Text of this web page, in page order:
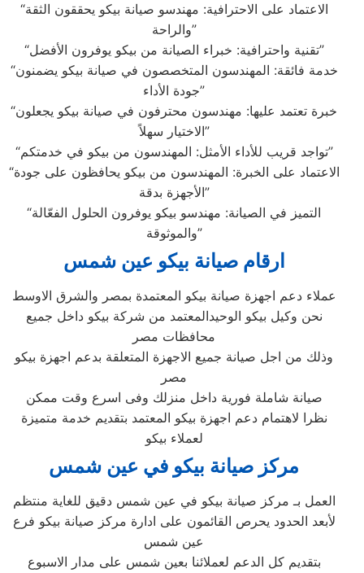
“الاعتماد على الاحترافية: مهندسو صيانة بيكو يحققون الثقة
والراحة”
“تقنية واحترافية: خبراء الصيانة من بيكو يوفرون الأفضل”
“خدمة فائقة: المهندسون المتخصصون في صيانة بيكو يضمنون
جودة الأداء”
“خبرة تعتمد عليها: مهندسون محترفون في صيانة بيكو يجعلون
الاختيار سهلاً”
“تواجد قريب للأداء الأمثل: المهندسون من بيكو في خدمتكم”
“الاعتماد على الخبرة: المهندسون من بيكو يحافظون على جودة
الأجهزة بدقة”
“التميز في الصيانة: مهندسو بيكو يوفرون الحلول الفعّالة
والموثوقة”
ارقام صيانة بيكو عين شمس
عملاء دعم اجهزة صيانة بيكو المعتمدة بمصر والشرق الاوسط
نحن وكيل بيكو الوحيدالمعتمد من شركة بيكو داخل جميع
محافظات مصر
وذلك من اجل صيانة جميع الاجهزة المتعلقة بدعم اجهزة بيكو
مصر
صيانة شاملة فورية داخل منزلك وفى اسرع وقت ممكن
نظرا لاهتمام دعم اجهزة بيكو المعتمد بتقديم خدمة متميزة
لعملاء بيكو
مركز صيانة بيكو في عين شمس
العمل بـ مركز صيانة بيكو في عين شمس دقيق للغاية منتظم
لأبعد الحدود يحرص القائمون على ادارة مركز صيانة بيكو فرع
عين شمس
بتقديم كل الدعم لعملائنا بعين شمس على مدار الاسبوع